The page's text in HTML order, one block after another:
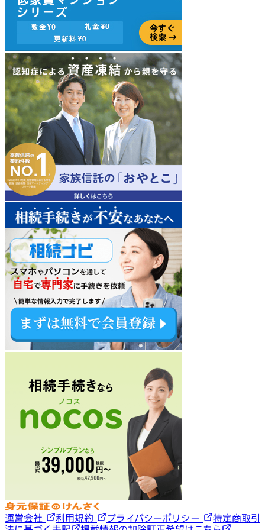
運営会社 利用規約 プライバシーポリシー
特定商取引